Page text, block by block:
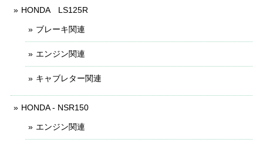
HONDA LS125R
ブレーキ関連
エンジン関連
キャブレター関連
HONDA - NSR150
エンジン関連